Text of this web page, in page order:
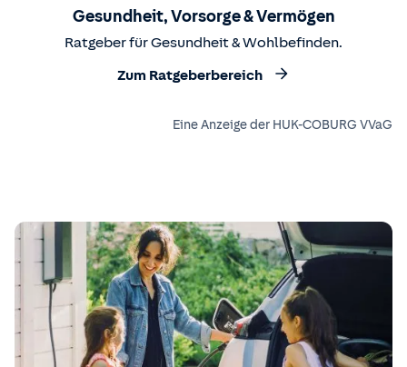
Gesundheit, Vorsorge & Vermögen
Ratgeber für Gesundheit & Wohlbefinden.
Zum Ratgeberbereich
Eine Anzeige der HUK-COBURG VVaG